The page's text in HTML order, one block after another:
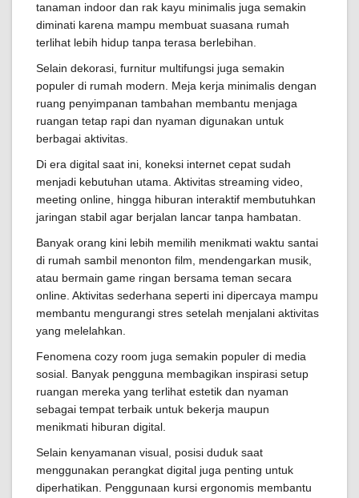
tanaman indoor dan rak kayu minimalis juga semakin
diminati karena mampu membuat suasana rumah
terlihat lebih hidup tanpa terasa berlebihan.
Selain dekorasi, furnitur multifungsi juga semakin
populer di rumah modern. Meja kerja minimalis dengan
ruang penyimpanan tambahan membantu menjaga
ruangan tetap rapi dan nyaman digunakan untuk
berbagai aktivitas.
Di era digital saat ini, koneksi internet cepat sudah
menjadi kebutuhan utama. Aktivitas streaming video,
meeting online, hingga hiburan interaktif membutuhkan
jaringan stabil agar berjalan lancar tanpa hambatan.
Banyak orang kini lebih memilih menikmati waktu santai
di rumah sambil menonton film, mendengarkan musik,
atau bermain game ringan bersama teman secara
online. Aktivitas sederhana seperti ini dipercaya mampu
membantu mengurangi stres setelah menjalani aktivitas
yang melelahkan.
Fenomena cozy room juga semakin populer di media
sosial. Banyak pengguna membagikan inspirasi setup
ruangan mereka yang terlihat estetik dan nyaman
sebagai tempat terbaik untuk bekerja maupun
menikmati hiburan digital.
Selain kenyamanan visual, posisi duduk saat
menggunakan perangkat digital juga penting untuk
diperhatikan. Penggunaan kursi ergonomis membantu